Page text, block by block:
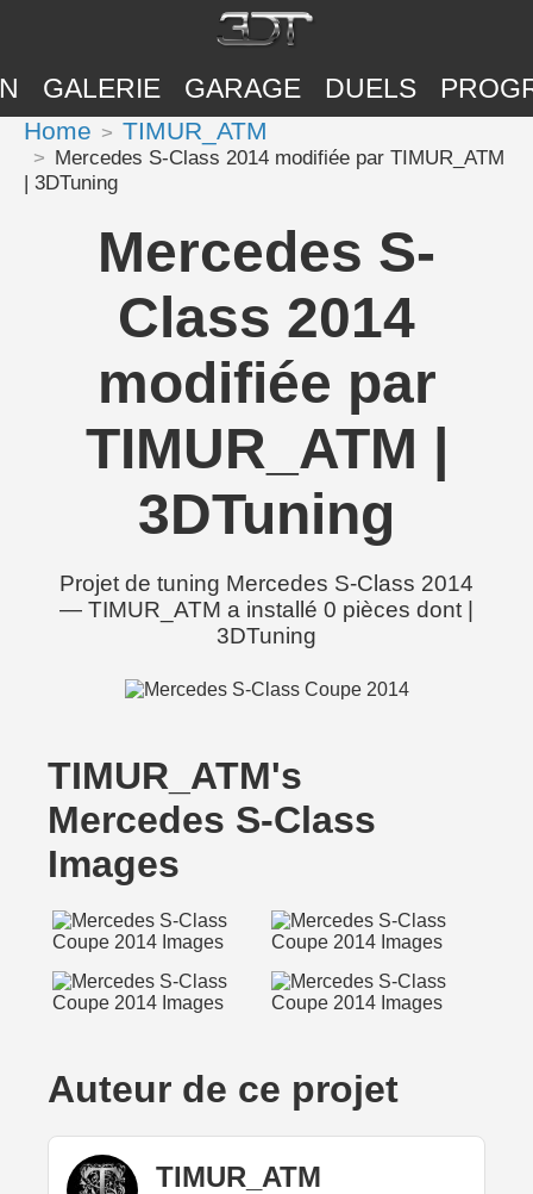
GALERIE GARAGE DUELS
Home TIMUR_ATM
Mercedes S-Class 2014 modifiée par TIMUR_ATM
| 3DTuning
Mercedes S-
Class 2014
modifiée par
TIMUR_ATM |
3DTuning
Projet de tuning Mercedes S-Class 2014
— TIMUR_ATM a installé 0 pièces dont |
3DTuning
TIMUR_ATM's
Mercedes S-Class
Images
Auteur de ce projet
TIMUR_ATM